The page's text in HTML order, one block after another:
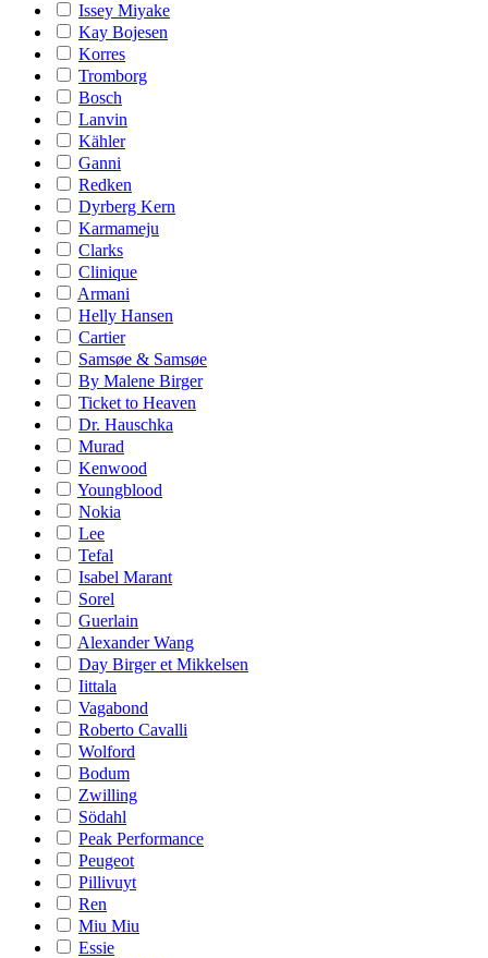
Issey Miyake
Kay Bojesen
Korres
Tromborg
Bosch
Lanvin
Kähler
Ganni
Redken
Dyrberg Kern
Karmameju
Clarks
Clinique
Armani
Helly Hansen
Cartier
Samsøe & Samsøe
By Malene Birger
Ticket to Heaven
Dr. Hauschka
Murad
Kenwood
Youngblood
Nokia
Lee
Tefal
Isabel Marant
Sorel
Guerlain
Alexander Wang
Day Birger et Mikkelsen
Iittala
Vagabond
Roberto Cavalli
Wolford
Bodum
Zwilling
Södahl
Peak Performance
Peugeot
Pillivuyt
Ren
Miu Miu
Essie